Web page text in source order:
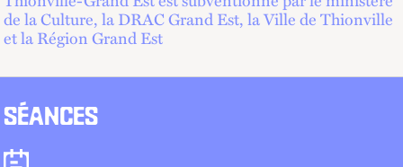
de la Culture, la DRAC Grand Est, la Ville de Thionville
et la Région Grand Est
SÉANCES
Séances